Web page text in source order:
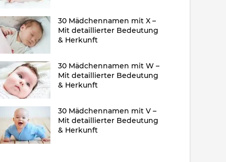
30 Mädchennamen mit X –
Mit detaillierter Bedeutung
& Herkunft
30 Mädchennamen mit W –
Mit detaillierter Bedeutung
& Herkunft
30 Mädchennamen mit V –
Mit detaillierter Bedeutung
& Herkunft